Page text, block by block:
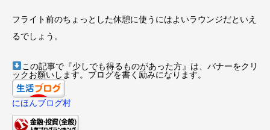
フライト前のちょっとした休憩に使うにはよいラウンジだといえ
るでしょう。
この記事で『少しでも得るものがあった方』は、バナーをクリ
ックお願いします。ブログを書く励みになります。
にほんブログ村